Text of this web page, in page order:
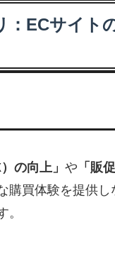
ECサイト
の向上」 や 「販
購買体験を提供